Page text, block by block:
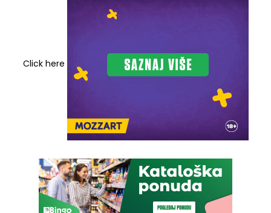
Click here